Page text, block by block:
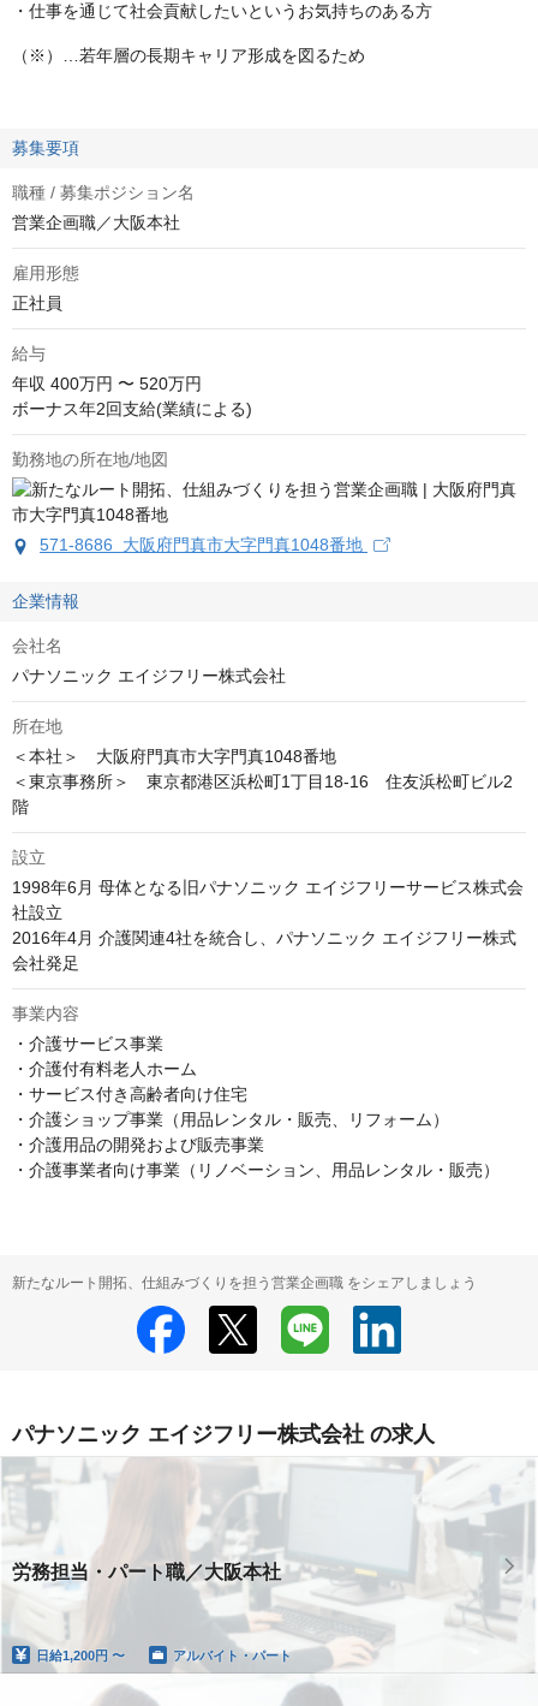
・仕事を通じて社会貢献したいというお気持ちのある方
（※）…若年層の⻑期キャリア形成を図るため
募集要項
職種 / 募集ポジション名
営業企画職／大阪本社
雇用形態
正社員
給与
年収 400万円 〜 520万円
ボーナス年2回支給(業績による)
勤務地の所在地/地図
571-8686 大阪府門真市大字門真1048番地
企業情報
会社名
パナソニック エイジフリー株式会社
所在地
＜本社＞　大阪府門真市大字門真1048番地
＜東京事務所＞　東京都港区浜松町1丁目18-16　住友浜松町ビル2
階
設立
1998年6月 母体となる旧パナソニック エイジフリーサービス株式会
社設立
2016年4月 介護関連4社を統合し、パナソニック エイジフリー株式
会社発足
事業内容
・介護サービス事業
・介護付有料老人ホーム
・サービス付き高齢者向け住宅
・介護ショップ事業（用品レンタル・販売、リフォーム）
・介護用品の開発および販売事業
・介護事業者向け事業（リノベーション、用品レンタル・販売）
新たなルート開拓、仕組みづくりを担う営業企画職 をシェアしましょう
パナソニック エイジフリー株式会社 の求人
労務担当・パート職／大阪本社
日給1,200円 〜 アルバイト・パート